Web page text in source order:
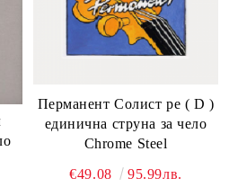
Перманент Солист ре ( D )
единична струнa за чело
Chrome Steel
€49.08 95.99лв.